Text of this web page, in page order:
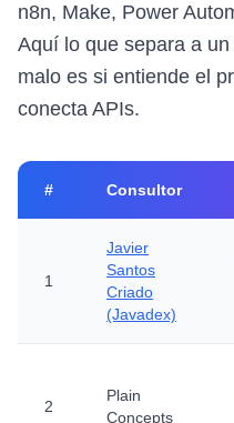
n8n, Make, Power
Aquí lo que separa a
malo es si entiende el
conecta APIs.
# Consultor
1
Javier
Santos
Criado
(Javadex)
2
Plain
Concepts